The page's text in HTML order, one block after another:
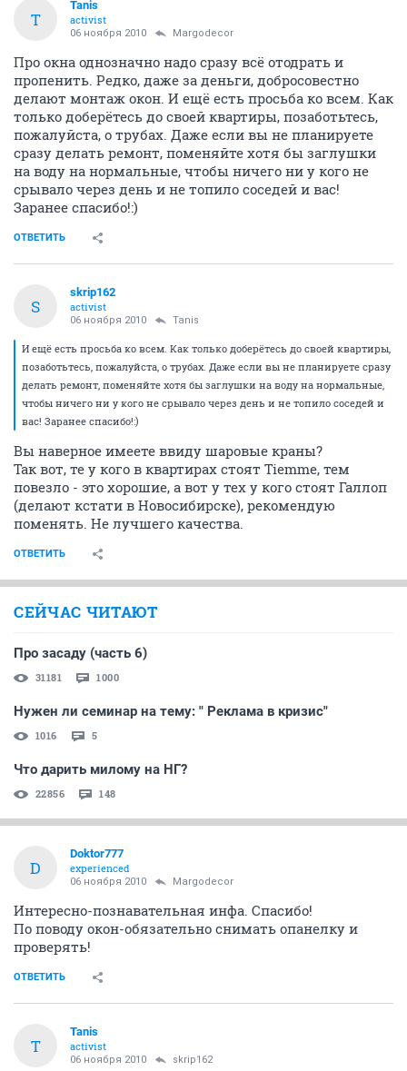
T
Tanis
activist
06 ноября 2010 Margodecor
Про окна однозначно надо сразу всё отодрать и
пропенить. Редко, даже за деньги, добросовестно
делают монтаж окон. И ещё есть просьба ко всем. Как
только доберётесь до своей квартиры, позаботьтесь,
пожалуйста, о трубах. Даже если вы не планируете
сразу делать ремонт, поменяйте хотя бы заглушки
на воду на нормальные, чтобы ничего ни у кого не
срывало через день и не топило соседей и вас!
Заранее спасибо!:)
ОТВЕТИТЬ
S
skrip162
activist
06 ноября 2010 Tanis
И ещё есть просьба ко всем. Как только доберётесь до своей квартиры,
позаботьтесь, пожалуйста, о трубах. Даже если вы не планируете сразу
делать ремонт, поменяйте хотя бы заглушки на воду на нормальные,
чтобы ничего ни у кого не срывало через день и не топило соседей и
вас! Заранее спасибо!:)
Вы наверное имеете ввиду шаровые краны?
Так вот, те у кого в квартирах стоят Tiemmе, тем
повезло - это хорошие, а вот у тех у кого стоят Галлоп
(делают кстати в Новосибирске), рекомендую
поменять. Не лучшего качества.
ОТВЕТИТЬ
СЕЙЧАС ЧИТАЮТ
Про засаду (часть 6)
31181 1000
Нужен ли семинар на тему: " Реклама в кризис"
1016 5
Что дарить милому на НГ?
22856 148
D
Doktor777
experienced
06 ноября 2010 Margodecor
Интересно-познавательная инфа. Спасибо!
По поводу окон-обязательно снимать опанелку и
проверять!
ОТВЕТИТЬ
T
Tanis
activist
06 ноября 2010 skrip162